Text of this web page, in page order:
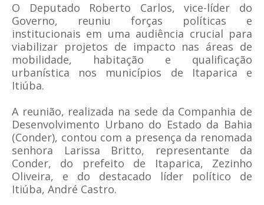
O Deputado Roberto Carlos, vice-líder do
Governo, reuniu forças políticas e
institucionais em uma audiência crucial para
viabilizar projetos de impacto nas áreas de
mobilidade, habitação e qualificação
urbanística nos municípios de Itaparica e
Itiúba.
A reunião, realizada na sede da Companhia de
Desenvolvimento Urbano do Estado da Bahia
(Conder), contou com a presença da renomada
senhora Larissa Britto, representante da
Conder, do prefeito de Itaparica, Zezinho
Oliveira, e do destacado líder político de
Itiúba, André Castro.